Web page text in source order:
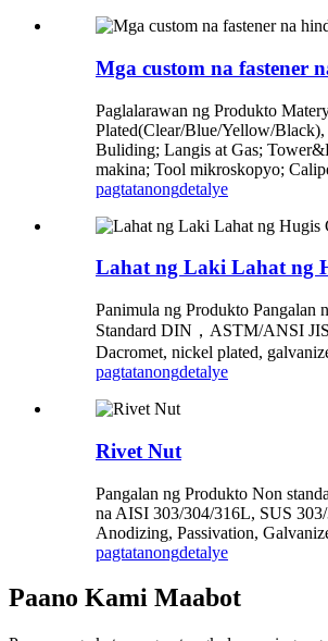
Mga custom na fastener
Paglalarawan ng Produkto
Plated(Clear/Blue/Yellow/
Buliding; Langis at Gas;
makina; Tool mikroskopyo;
pagtatanongdetalye
Lahat ng Laki Lahat ng
Panimula ng Produkto Pangalan
Standard DIN，ASTM/ANSI
Dacromet, nickel plated,
pagtatanongdetalye
Rivet Nut
Pangalan ng Produkto Non
na AISI 303/304/316L, SUS
Anodizing, Passivation,
pagtatanongdetalye
Paano Kami Maabot